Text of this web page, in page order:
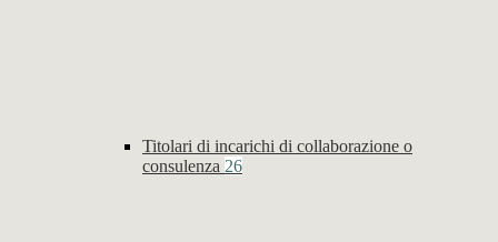
Titolari di incarichi di collaborazione o
consulenza 26